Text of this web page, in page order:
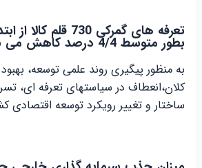
بطور متوسط 4/4 درصد کاهش می باید
به منظور پیگیری روند علمی توسعه،
کلان،انعطاف در سیاستهای تعرفه ای،
ساختار و تغییر رویکرد توسعه اقتصادی